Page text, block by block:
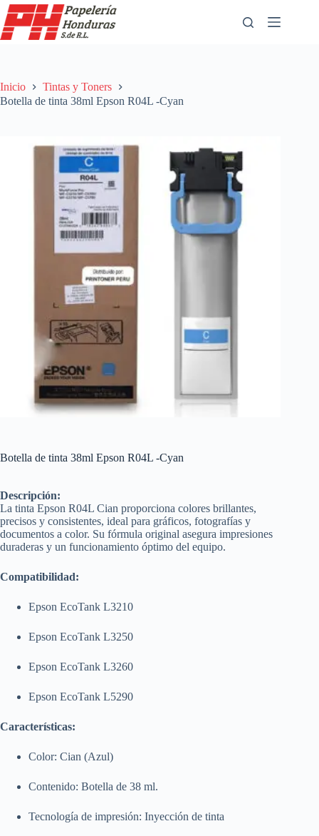
Saltar
al
contenido
Inicio
Tintas y Toners
Botella de tinta 38ml Epson R04L -Cyan
Botella de tinta 38ml Epson R04L -Cyan
Descripción:
La tinta Epson R04L Cian proporciona colores brillantes,
precisos y consistentes, ideal para gráficos, fotografías y
documentos a color. Su fórmula original asegura impresiones
duraderas y un funcionamiento óptimo del equipo.
Compatibilidad:
Epson EcoTank L3210
Epson EcoTank L3250
Epson EcoTank L3260
Epson EcoTank L5290
Características:
Color: Cian (Azul)
Contenido: Botella de 38 ml.
Tecnología de impresión: Inyección de tinta